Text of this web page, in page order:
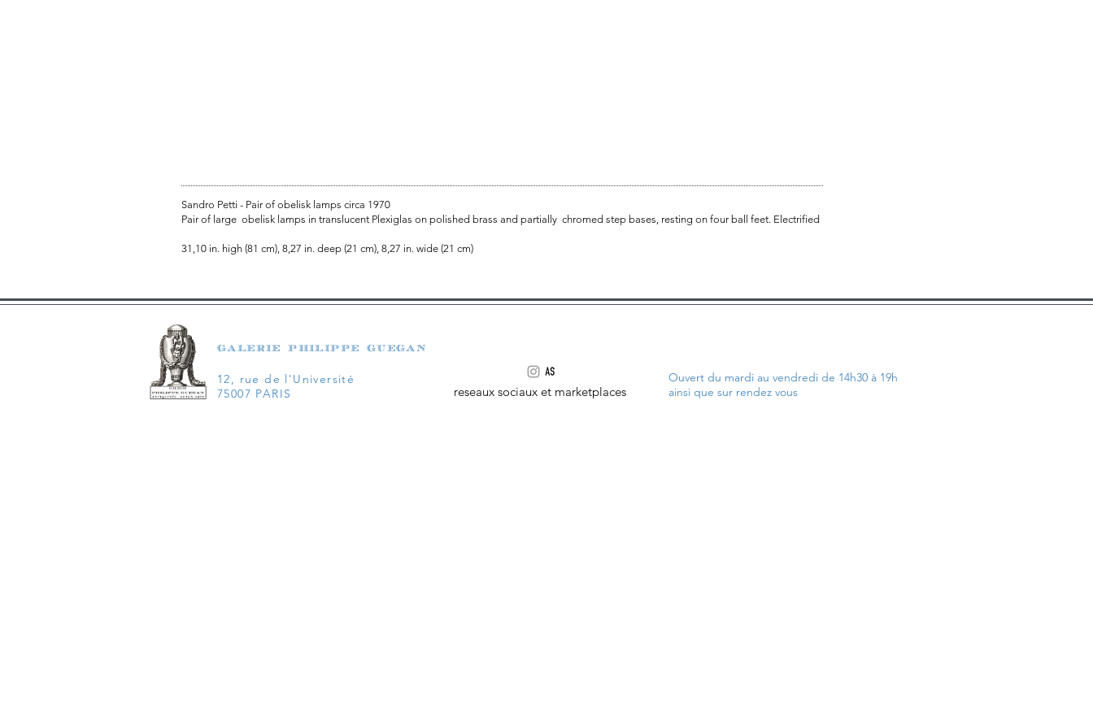
Sandro Petti - Pair of obelisk lamps circa 1970
Pair of large obelisk lamps in translucent Plexiglas on polished brass and partially chromed step bases, resting on four ball feet. Electrified
31,10 in. high (81 cm), 8,27 in. deep (21 cm), 8,27 in. wide (21 cm)
galerie philippe guegan
12, rue de l'Université
75007 PARIS
reseaux sociaux et marketplaces
Ouvert du mardi au vendredi de 14h30 à 19h
ainsi que sur rendez vous